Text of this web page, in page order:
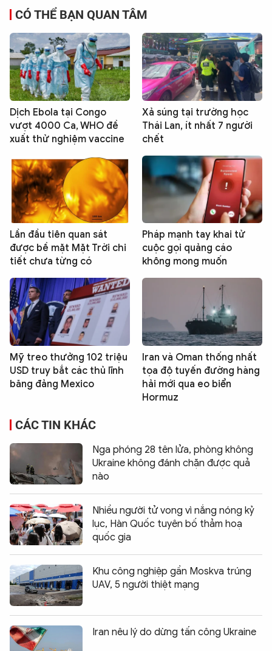
CÓ THỂ BẠN QUAN TÂM
Dịch Ebola tại Congo
vượt 4000 Ca, WHO đề
xuất thử nghiệm vaccine
Xả súng tại trường học
Thái Lan, ít nhất 7 người
chết
Lần đầu tiên quan sát
được bề mặt Mặt Trời chi
tiết chưa từng có
Pháp mạnh tay khai tử
cuộc gọi quảng cáo
không mong muốn
Mỹ treo thưởng 102 triệu
USD truy bắt các thủ lĩnh
băng đảng Mexico
Iran và Oman thống nhất
tọa độ tuyến đường hàng
hải mới qua eo biển
Hormuz
CÁC TIN KHÁC
Nga phóng 28 tên lửa, phòng không
Ukraine không đánh chặn được quả
nào
Nhiều người tử vong vì nắng nóng kỷ
lục, Hàn Quốc tuyên bố thảm hoạ
quốc gia
Khu công nghiệp gần Moskva trúng
UAV, 5 người thiệt mạng
Iran nêu lý do dừng tấn công Ukraine